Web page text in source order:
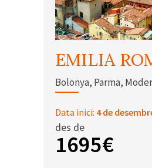
EMILIA
Bolonya, Parma,
Data inici: 4 de
des de
1695€